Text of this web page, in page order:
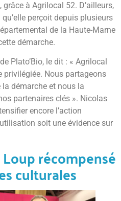
à Agrilocal 52. D’ailleurs,
perçoit depuis plusieurs
de la Haute-Marne
démarche.
Plato’Bio, le dit : « Agrilocal
privilégiée. Nous partageons
démarche et nous la
partenaires clés ». Nicolas
encore l’action
soit une évidence sur
récompensé
culturales